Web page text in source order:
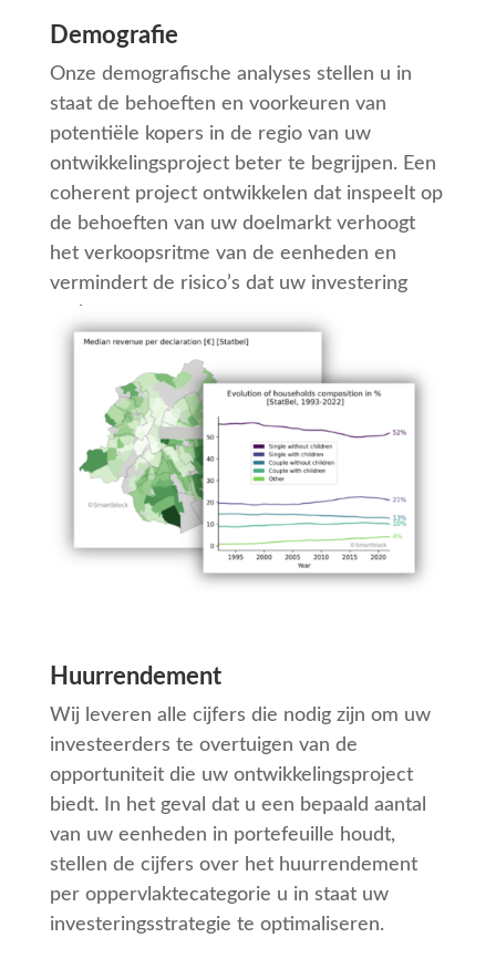
Demografie
Onze demografische analyses stellen u in
staat de behoeften en voorkeuren van
potentiële kopers in de regio van uw
ontwikkelingsproject beter te begrijpen. Een
coherent project ontwikkelen dat inspeelt op
de behoeften van uw doelmarkt verhoogt
het verkoopsritme van de eenheden en
vermindert de risico’s dat uw investering
Huurrendement
Wij leveren alle cijfers die nodig zijn om uw
investeerders te overtuigen van de
opportuniteit die uw ontwikkelingsproject
biedt. In het geval dat u een bepaald aantal
van uw eenheden in portefeuille houdt,
stellen de cijfers over het huurrendement
per oppervlaktecategorie u in staat uw
investeringsstrategie te optimaliseren.